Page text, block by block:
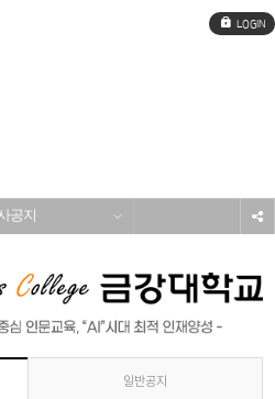
로
그
공지
일반공지